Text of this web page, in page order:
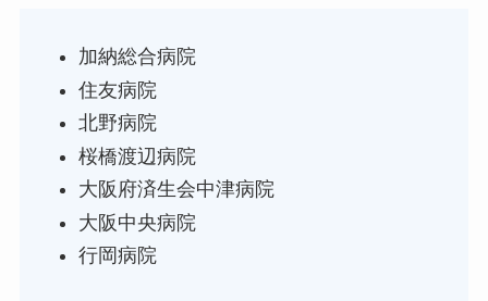
加納総合病院
住友病院
北野病院
桜橋渡辺病院
大阪府済生会中津病院
大阪中央病院
行岡病院